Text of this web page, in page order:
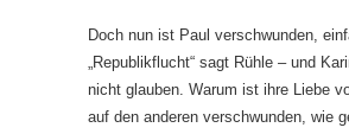
Doch nun ist Paul verschwunden,
„Republikflucht“ sagt Rühle – und
nicht glauben. Warum ist ihre Liebe
auf den anderen verschwunden, wie